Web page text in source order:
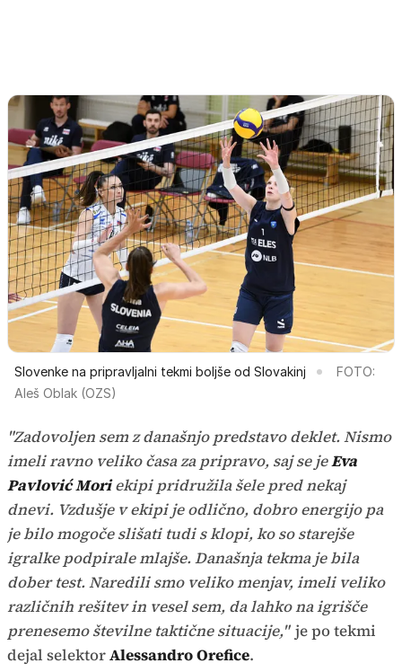
Slovenke na pripravljalni tekmi boljše od Slovakinj
FOTO:
Aleš Oblak (OZS)
"Zadovoljen sem z današnjo predstavo deklet. Nismo
imeli ravno veliko časa za pripravo, saj se jeEva
Pavlović Moriekipi pridružila šele pred nekaj
dnevi. Vzdušje v ekipi je odlično, dobro energijo pa
je bilo mogoče slišati tudi s klopi, ko so starejše
igralke podpirale mlajše. Današnja tekma je bila
dober test. Naredili smo veliko menjav, imeli veliko
različnih rešitev in vesel sem, da lahko na igrišče
prenesemo številne taktične situacije," je po tekmi
dejal selektorAlessandro Orefice.